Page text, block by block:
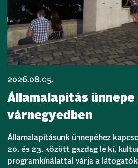
2026.08.05.
Államalapítás ünnepe
várnegyedben
Államalapításunk ünnepéhez
20. és 23. között gazdag lelki,
programkínálattal várja a